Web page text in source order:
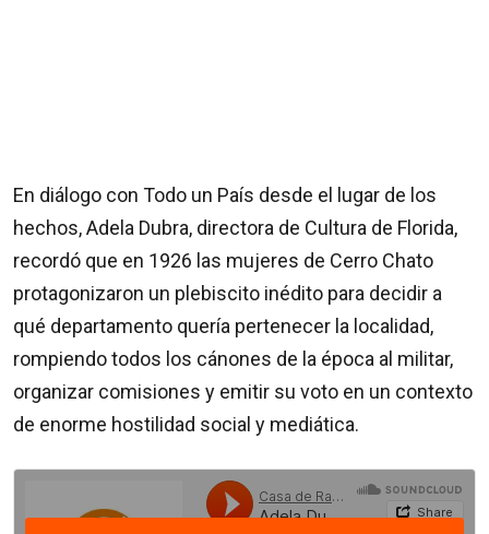
En diálogo con Todo un País desde el lugar de los
hechos, Adela Dubra, directora de Cultura de Florida,
recordó que en 1926 las mujeres de Cerro Chato
protagonizaron un plebiscito inédito para decidir a
qué departamento quería pertenecer la localidad,
rompiendo todos los cánones de la época al militar,
organizar comisiones y emitir su voto en un contexto
de enorme hostilidad social y mediática.